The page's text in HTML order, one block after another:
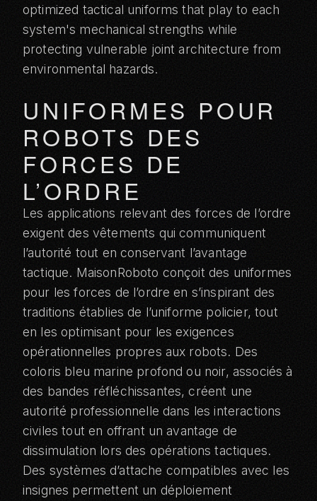
optimized tactical uniforms that play to each
system's mechanical strengths while
protecting vulnerable joint architecture from
environmental hazards.
UNIFORMES POUR
ROBOTS DES
FORCES DE
L’ORDRE
Les applications relevant des forces de l’ordre
exigent des vêtements qui communiquent
l’autorité tout en conservant l’avantage
tactique. MaisonRoboto conçoit des uniformes
pour les forces de l’ordre en s’inspirant des
traditions établies de l’uniforme policier, tout
en les optimisant pour les exigences
opérationnelles propres aux robots. Des
coloris bleu marine profond ou noir, associés à
des bandes réfléchissantes, créent une
autorité professionnelle dans les interactions
civiles tout en offrant un avantage de
dissimulation lors des opérations tactiques.
Des systèmes d’attache compatibles avec les
insignes permettent un déploiement